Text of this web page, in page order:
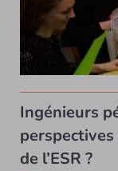
Ingénieurs
de l’ESR ?